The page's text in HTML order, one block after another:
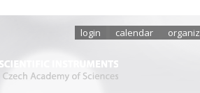
login calendar